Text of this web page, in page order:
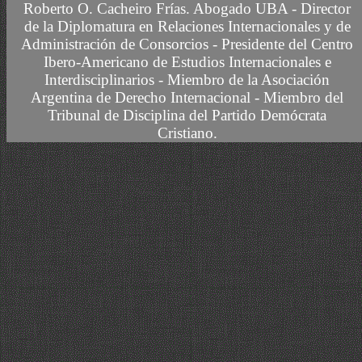
Roberto O. Cacheiro Frías. Abogado UBA - Director
de la Diplomatura en Relaciones Internacionales y de
Administración de Consorcios - Presidente del Centro
Ibero-Americano de Estudios Internacionales e
Interdisciplinarios - Miembro de la Asociación
Argentina de Derecho Internacional - Miembro del
Tribunal de Disciplina del Partido Demócrata
Cristiano.